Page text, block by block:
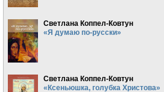
Светлана Коппел-Ковтун
«Я думаю по-русски»
Светлана Коппел-Ковтун
«Ксеньюшка, голубка Христова»